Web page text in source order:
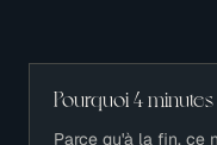
Pourquoi 4
Parce qu'à la fin, ce